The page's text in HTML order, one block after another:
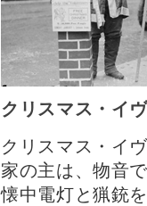
クリスマス・
クリスマス・イ
家の主は、物音
懐中電灯と猟銃